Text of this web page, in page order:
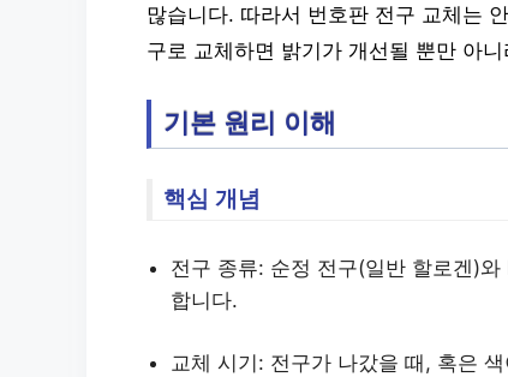
많습니다. 따라서 번호판 전구 교체는
구로 교체하면 밝기가 개선될 뿐만 아
기본 원리 이해
핵심 개념
전구 종류: 순정 전구(일반 할로겐)
합니다.
교체 시기: 전구가 나갔을 때, 혹은